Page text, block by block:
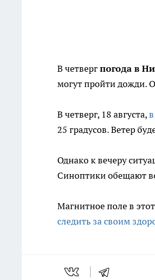
В четвергпогода в
могут пройти дожди.
В четверг, 18 августа,
25 градусов. Ветер
Однако к вечеру
Синоптики обещают
Магнитное поле в
следить за своим